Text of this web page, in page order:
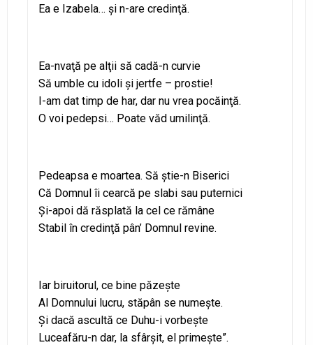
Ea e Izabela… şi n-are credinţă.
Ea-nvaţă pe alţii să cadă-n curvie
Să umble cu idoli şi jertfe – prostie!
I-am dat timp de har, dar nu vrea pocăinţă.
O voi pedepsi… Poate văd umilinţă.
Pedeapsa e moartea. Să ştie-n Biserici
Că Domnul îi cearcă pe slabi sau puternici
Şi-apoi dă răsplată la cel ce rămâne
Stabil în credinţă pân’ Domnul revine.
Iar biruitorul, ce bine păzeşte
Al Domnului lucru, stăpân se numeşte.
Şi dacă ascultă ce Duhu-i vorbeşte
Luceafăru-n dar, la sfârşit, el primeşte”.